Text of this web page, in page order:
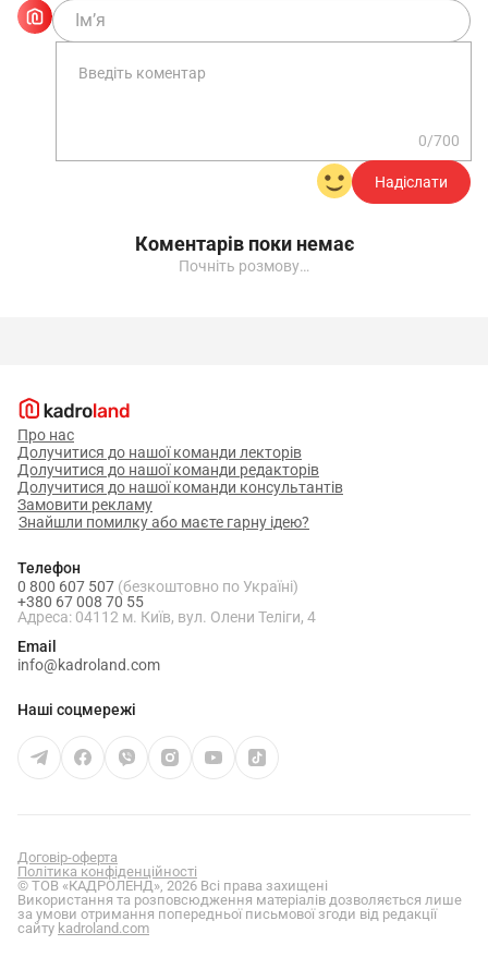
0/700
Надіслати
Коментарів поки немає
Почніть розмову…
Про нас
Долучитися до нашої команди лекторів
Долучитися до нашої команди редакторів
Долучитися до нашої команди консультантів
Замовити рекламу
Знайшли помилку або маєте гарну ідею?
Телефон
0 800 607 507 (безкоштовно по Україні)
+380 67 008 70 55
Адреса: 04112 м. Київ, вул. Олени Теліги, 4
Email
info@kadroland.com
Наші соцмережі
Договір-оферта
Політика конфіденційності
© ТОВ «КАДРОЛЕНД», 2026 Всі права захищені
Використання та розповсюдження матеріалів дозволяється лише
за умови отримання попередньої письмової згоди від редакції
сайту kadroland.com